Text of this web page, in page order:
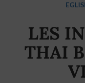
LES
THAI